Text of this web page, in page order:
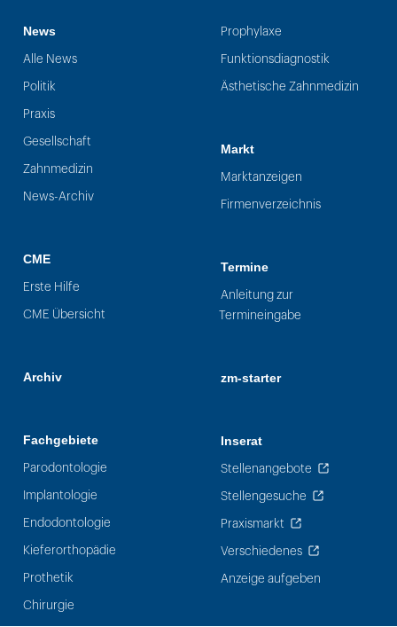
News
Alle News
Politik
Praxis
Gesellschaft
Zahnmedizin
News-Archiv
CME
Erste Hilfe
CME Übersicht
Archiv
Fachgebiete
Parodontologie
Implantologie
Endodontologie
Kieferorthopädie
Prothetik
Chirurgie
Prophylaxe
Funktionsdiagnostik
Ästhetische Zahnmedizin
Markt
Marktanzeigen
Firmenverzeichnis
Termine
Anleitung zur
Termineingabe
zm-starter
Inserat
Stellenangebote
Stellengesuche
Praxismarkt
Verschiedenes
Anzeige aufgeben